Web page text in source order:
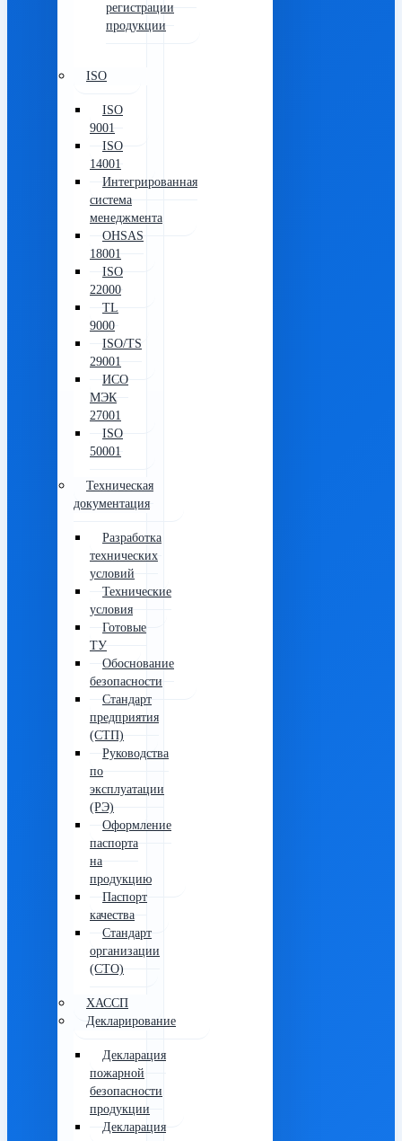
регистрации
продукции
ISO
ISO
9001
ISO
14001
Интегрированная
система
менеджмента
OHSAS
18001
ISO
22000
TL
9000
ISO/TS
29001
ИСО
МЭК
27001
ISO
50001
Техническая
документация
Разработка
технических
условий
Технические
условия
Готовые
ТУ
Обоснование
безопасности
Стандарт
предприятия
(СТП)
Руководства
по
эксплуатации
(РЭ)
Оформление
паспорта
на
продукцию
Паспорт
качества
Стандарт
организации
(СТО)
ХАССП
Декларирование
Декларация
пожарной
безопасности
продукции
Декларация